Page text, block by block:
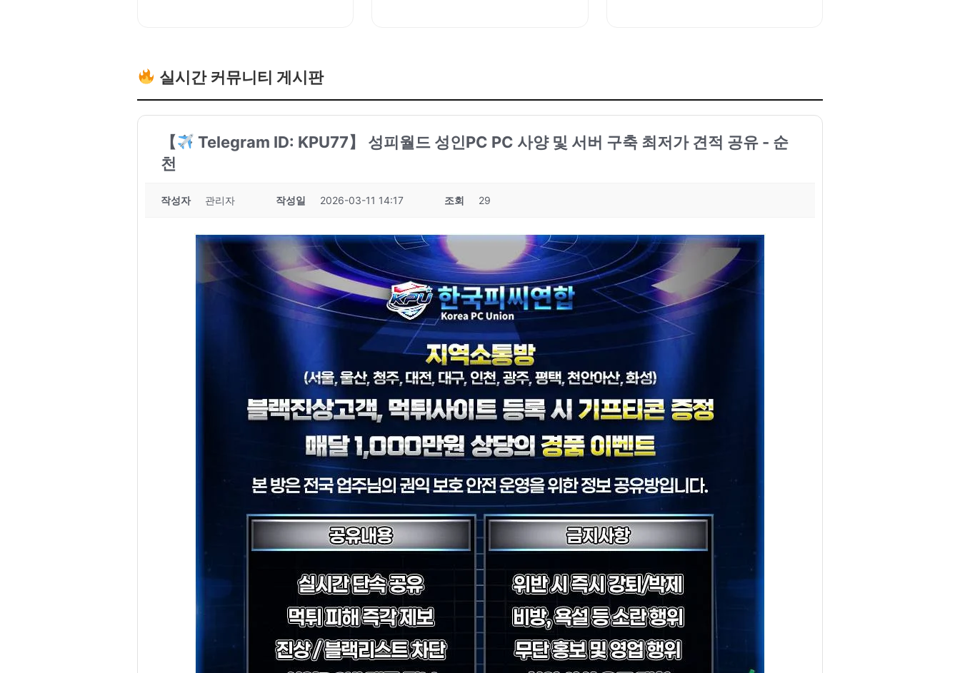
실시간 커뮤니티 게시판
【
Telegram ID: KPU77】 성피월드 성인PC PC 사양 및 서버 구축 최저가 견적 공유 - 순
천
작성자 관리자 작성일 2026-03-11 14:17 조회 29